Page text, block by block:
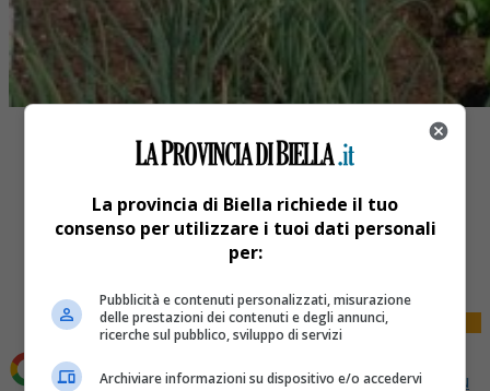
Share
Aggiungi La Provincia di Biella come Fonte preferita su
La provincia di Biella richiede il tuo
consenso per utilizzare i tuoi dati personali
per:
Pubblicità e contenuti personalizzati, misurazione
delle prestazioni dei contenuti e degli annunci,
ricerche sul pubblico, sviluppo di servizi
Archiviare informazioni su dispositivo e/o accedervi